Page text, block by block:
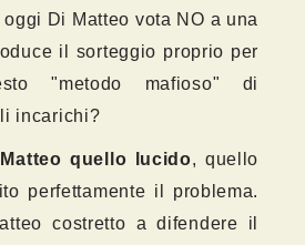
Di Matteo vota NO a una
il sorteggio proprio per
"metodo mafioso" di
incarichi?
quello lucido, quello
perfettamente il problema.
costretto a difendere il